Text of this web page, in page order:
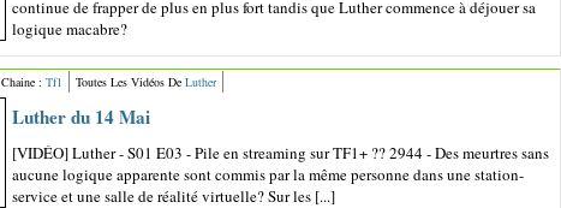
continue de frapper de plus en plus fort tandis que Luther commence à déjouer sa
logique macabre?
Chaine : Tf1 Toutes Les Vidéos De Luther
Luther du 14 Mai
[VIDÉO] Luther - S01 E03 - Pile en streaming sur TF1+ ?? 2944 - Des meurtres sans
aucune logique apparente sont commis par la même personne dans une station-
service et une salle de réalité virtuelle? Sur les [...]